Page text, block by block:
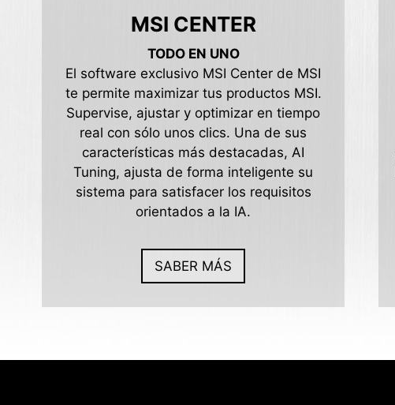
MSI CENTER
TODO EN UNO
El software exclusivo MSI Center de MSI
te permite maximizar tus productos MSI.
Supervise, ajustar y optimizar en tiempo
real con sólo unos clics. Una de sus
características más destacadas, AI
Tuning, ajusta de forma inteligente su
sistema para satisfacer los requisitos
orientados a la IA.
SABER MÁS